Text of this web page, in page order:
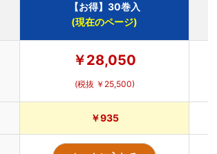
【お得】30巻入
(現在のページ)
￥28,050
(税抜 ￥25,500)
￥935